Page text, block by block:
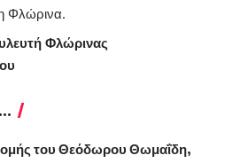
Φλώρινα.
Φλώρινας
του Θεόδωρου Θωμαΐδη,